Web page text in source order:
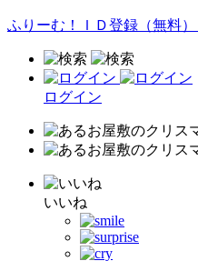
ふりーむ！ＩＤ登録（無料）
ログイン
いいね